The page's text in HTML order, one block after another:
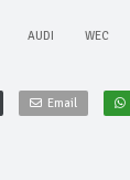
AUDI WEC
Email